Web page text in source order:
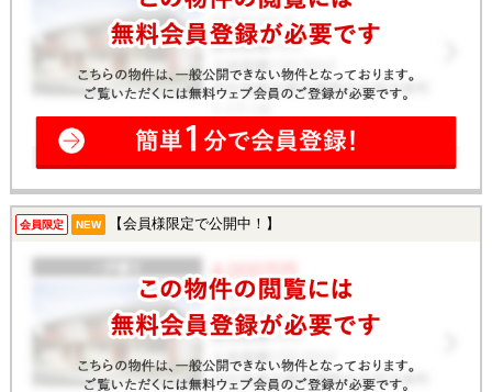
会員限定 NEW 【会員様限定で公開中！】